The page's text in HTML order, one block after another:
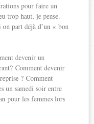
pour faire un
trop haut, je pense.
on part déjà d’un « bon
devenir un
Comment devenir
? Comment
un samedi soir entre
pour les femmes lors